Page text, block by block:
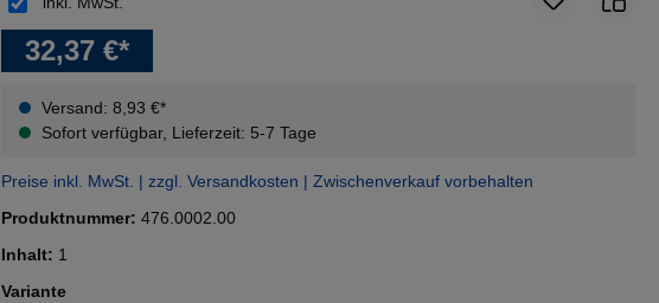
32,37 €*
Versand: 8,93 €*
Sofort verfügbar, Lieferzeit: 5-7 Tage
Preise inkl. MwSt. | zzgl. Versandkosten | Zwischenverkauf vorbehalten
Produktnummer: 476.0002.00
Inhalt: 1
Varianteauswählen